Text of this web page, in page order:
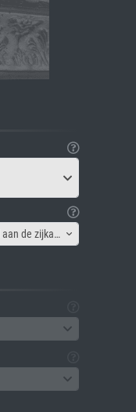
Canvas lijst - Afbeelding gespiegeld aan de zijkant